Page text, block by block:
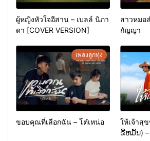
ผู้หญิงหัวใจอีสาน – เบลล์ นิภา
ดา [COVER VERSION]
สาวหมอ
กัญญา
เพลงลูกทุ่ง
ขอบคุณที่เลือกฉัน – โต๋เหน่อ
ให้เจ้าสุ
ຂີຫມັ້ນ) –